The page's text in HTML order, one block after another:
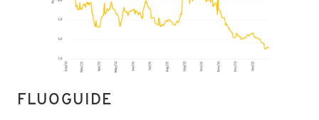
FLUOGUIDE